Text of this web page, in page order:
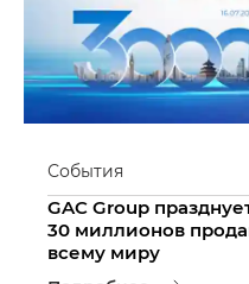
События
GAC Group
30 миллионов
всему миру